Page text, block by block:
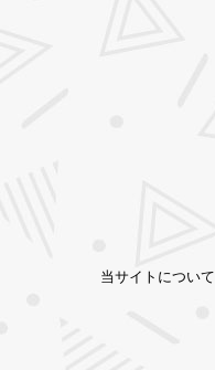
当サイトについて